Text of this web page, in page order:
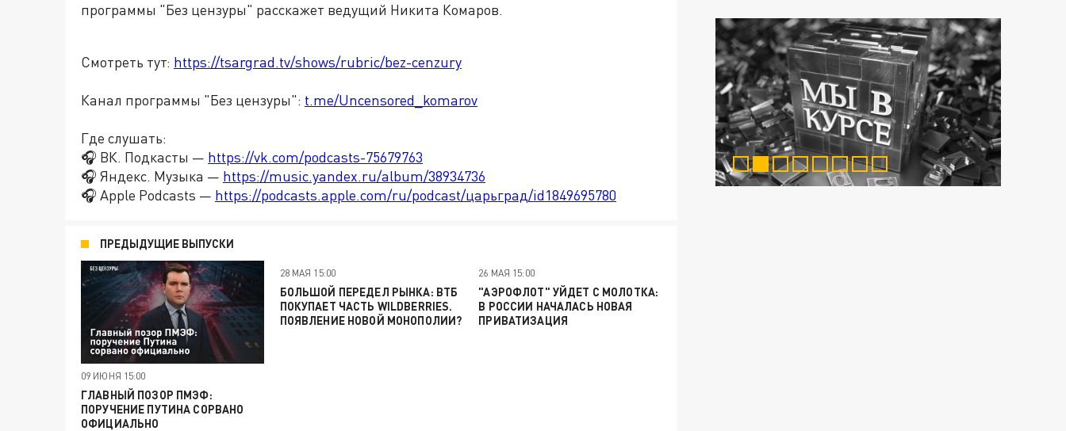
программы "Без цензуры" расскажет ведущий Никита Комаров.
Смотреть тут: https://tsargrad.tv/shows/rubric/bez-cenzury
Канал программы "Без цензуры": t.me/Uncensored_komarov
Где слушать:
🎧 ВК. Подкасты — https://vk.com/podcasts-75679763
🎧 Яндекс. Музыка — https://music.yandex.ru/album/38934736
🎧 Apple Podcasts — https://podcasts.apple.com/ru/podcast/царьград/id1849695780
ПРЕДЫДУЩИЕ ВЫПУСКИ
09 ИЮНЯ 15:00
ГЛАВНЫЙ ПОЗОР ПМЭФ:
ПОРУЧЕНИЕ ПУТИНА СОРВАНО
ОФИЦИАЛЬНО
28 МАЯ 15:00
БОЛЬШОЙ ПЕРЕДЕЛ РЫНКА: ВТБ
ПОКУПАЕТ ЧАСТЬ WILDBERRIES.
ПОЯВЛЕНИЕ НОВОЙ МОНОПОЛИИ?
26 МАЯ 15:00
"АЭРОФЛОТ" УЙДЕТ С МОЛОТКА:
В РОССИИ НАЧАЛАСЬ НОВАЯ
ПРИВАТИЗАЦИЯ